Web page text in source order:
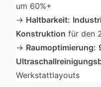
um 60%+
→ Haltbarkeit:
Konstruktion für den
→ Raumoptimierung:
Werkstattlayouts